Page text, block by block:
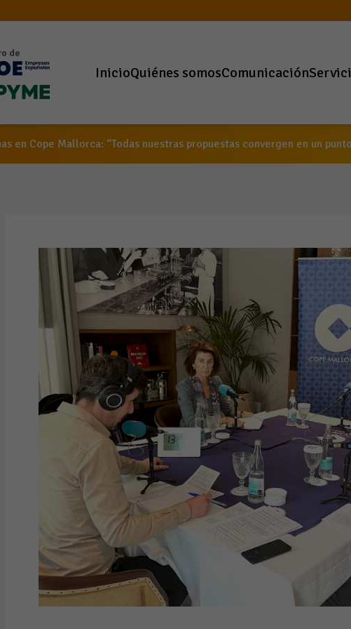
de
InicioQuiénes somosComunicación
en Cope Mallorca: “Todas nuestras propuestas convergen en un